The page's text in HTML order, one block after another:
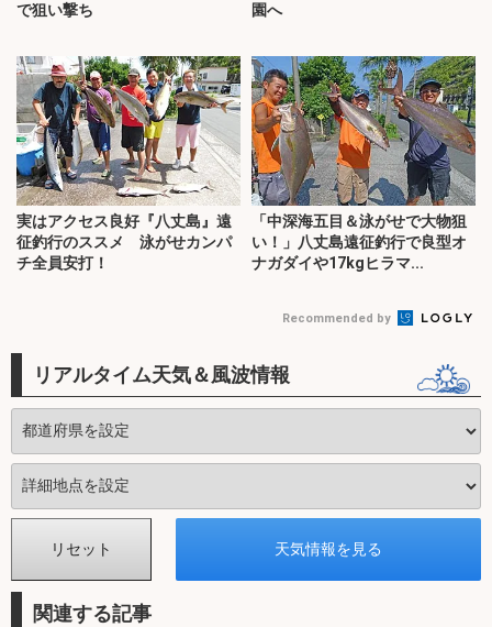
で狙い撃ち
園へ
実はアクセス良好『八丈島』遠
征釣行のススメ 泳がせカンパ
チ全員安打！
「中深海五目＆泳がせで大物狙
い！」八丈島遠征釣行で良型オ
ナガダイや17kgヒラマ...
Recommended by
リアルタイム天気＆風波情報
関連する記事